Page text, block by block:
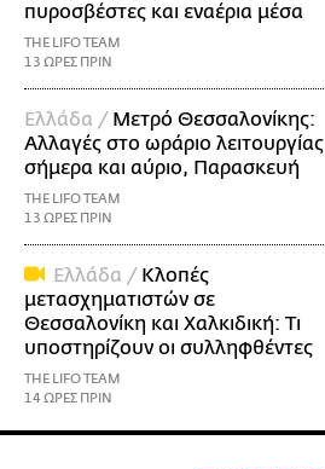
πυροσβέστες και εναέρια μέσα
THE LIFO TEAM
13 ΩΡΕΣ ΠΡΙΝ
Ελλάδα / Μετρό Θεσσαλονίκης:
Αλλαγές στο ωράριο λειτουργίας
σήμερα και αύριο, Παρασκευή
THE LIFO TEAM
13 ΩΡΕΣ ΠΡΙΝ
Ελλάδα / Κλοπές
μετασχηματιστών σε
Θεσσαλονίκη και Χαλκιδική: Τι
υποστηρίζουν οι συλληφθέντες
THE LIFO TEAM
14 ΩΡΕΣ ΠΡΙΝ